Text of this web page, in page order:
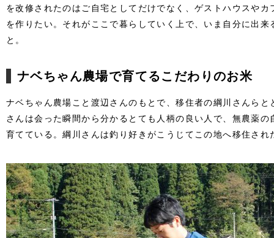
を改修されたのはご自宅としてだけでなく、ゲストハウスや
を作りたい。それがここで暮らしていく上で、いま自分に出
と。
ナベちゃん農場で育てるこだわりのお米
ナベちゃん農場こと渡辺さんのもとで、移住者の綱川さんら
さんは会った瞬間から分かるとても人柄の良い人で、無農薬
育てている。綱川さんは釣り好きがこうじてこの地へ移住され